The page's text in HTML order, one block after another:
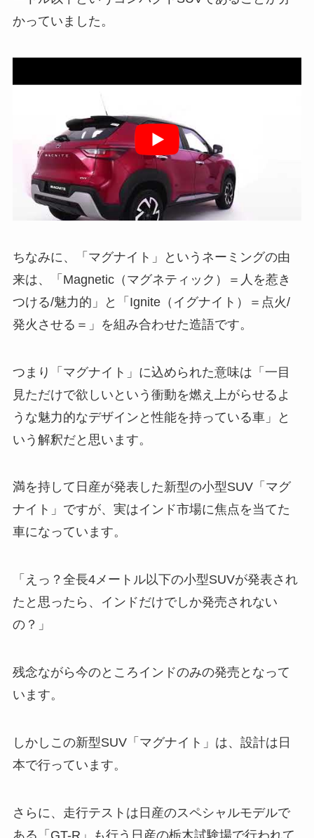
かっていました。
ちなみに、「マグナイト」というネーミングの由
来は、「Magnetic（マグネティック）＝人を惹き
つける/魅力的」と「Ignite（イグナイト）＝点火/
発火させる＝」を組み合わせた造語です。
つまり「マグナイト」に込められた意味は「 一目
見ただけで欲しいという衝動を燃え上がらせるよ
うな魅力的なデザインと性能を持っている車」と
いう解釈だと思います。
満を持して日産が発表した新型の小型SUV「マグ
ナイト」ですが、実はインド市場に焦点を当てた
車になっています。
「えっ？全長4メートル以下の小型SUVが発表され
たと思ったら、インドだけでしか発売されない
の？」
残念ながら今のところインドのみの発売となって
います。
しかしこの新型SUV「マグナイト」は、 設計は日
本で行っています。
さらに、 走行テストは日産のスペシャルモデルで
ある「GT-R」も行う日産の栃木試験場で行われて